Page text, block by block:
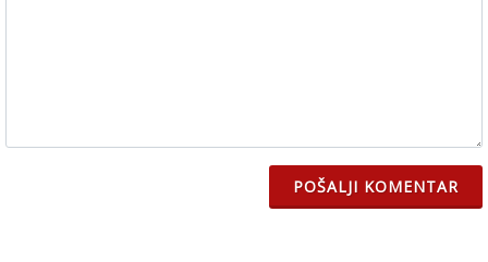
POŠALJI KOMENTAR